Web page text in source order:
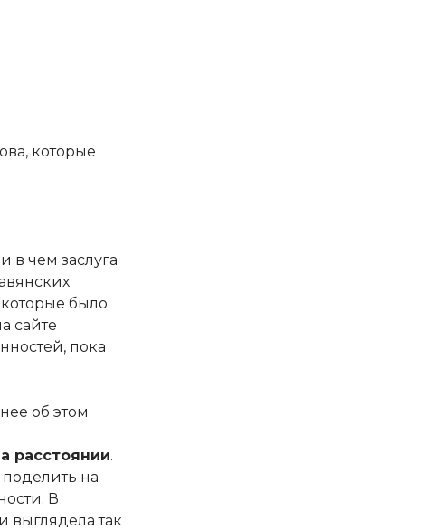
которые
в чем заслуга
было
сайте
пока
об этом
расстоянии.
на
В
выглядела так